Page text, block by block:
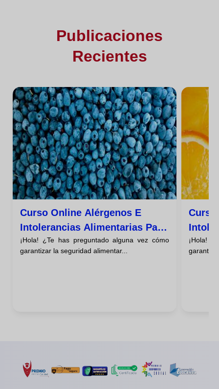
Publicaciones
Recientes
Curso Online Alérgenos E
Intolerancias Alimentarias Para
Residencias
¡Hola! ¿Te has preguntado alguna vez cómo
garantizar la seguridad alimentar...
¡Hola!